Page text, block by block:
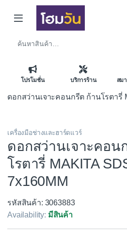
Skip to navigation
Skip to content
โปรโมชั่น บริการร้าน สม
ดอกสว่านเจาะคอนกรีต ก้านโรตารี่
เครื่องมือช่างและฮาร์ดแวร์
ดอกสว่านเจาะคอน
โรตารี่ MAKITA
7x160MM
รหัสสินค้า: 3063883
Availability: มีสินค้า